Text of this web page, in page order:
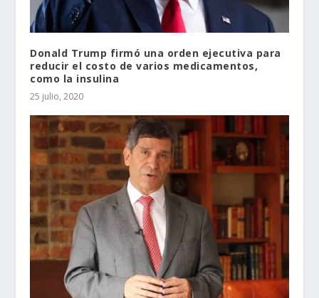
Donald Trump firmó una orden ejecutiva para
reducir el costo de varios medicamentos,
como la insulina
25 julio, 2020